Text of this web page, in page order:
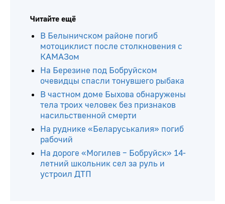
Читайте ещё
В Белыничском районе погиб
мотоциклист после столкновения с
КАМАЗом
На Березине под Бобруйском
очевидцы спасли тонувшего рыбака
В частном доме Быхова обнаружены
тела троих человек без признаков